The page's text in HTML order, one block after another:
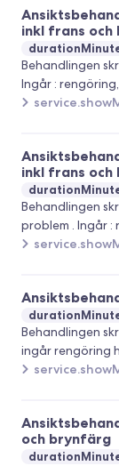
inkl frans
Behandlingen
Ingår :
behandling ,
inkl frans
Behandlingen
problem . Ingår :
AHA-
Behandlingen skräddarsys efter din
ingår rengöring
AHA- syra,
appliceras en
vårdande kräm .
och brynfärg